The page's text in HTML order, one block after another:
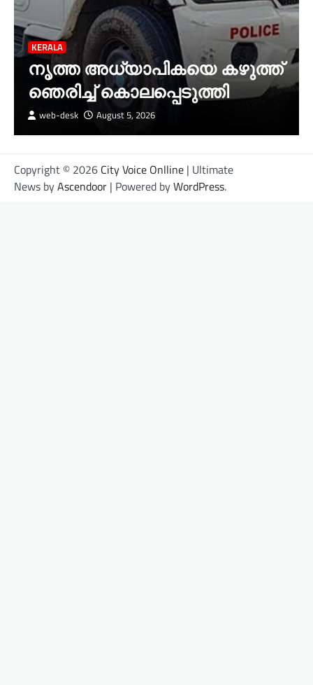
KERALA
നൃത്ത അധ്യാപികയെ കഴുത്ത്
ഞെരിച്ച് കൊലപ്പെടുത്തി
web-desk August 5, 2026
Copyright © 2026 City Voice Onlline | Ultimate
News byAscendoor | Powered byWordPress.